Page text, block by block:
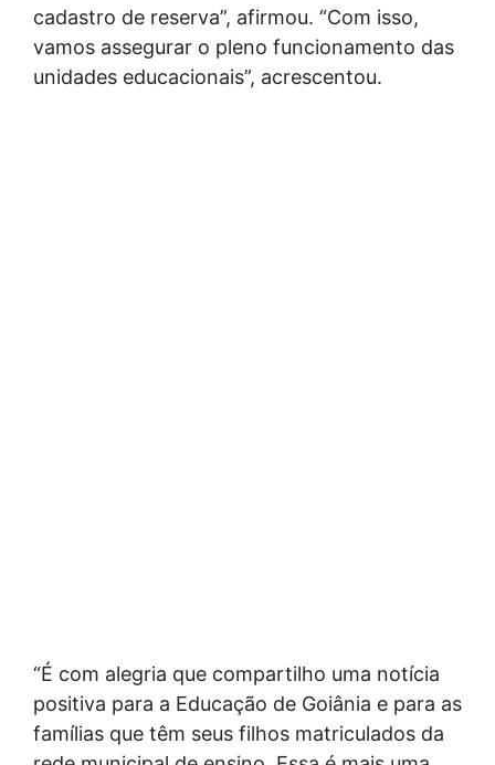
cadastro de reserva”, afirmou. “Com isso,
vamos assegurar o pleno funcionamento das
unidades educacionais”, acrescentou.
“É com alegria que compartilho uma notícia
positiva para a Educação de Goiânia e para as
famílias que têm seus filhos matriculados da